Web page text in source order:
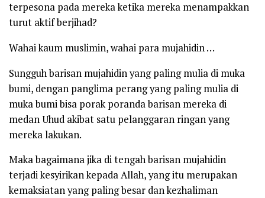
terpesona pada mereka ketika mereka menampakkan
turut aktif berjihad?
Wahai kaum muslimin, wahai para mujahidin …
Sungguh barisan mujahidin yang paling mulia di muka
bumi, dengan panglima perang yang paling mulia di
muka bumi bisa porak poranda barisan mereka di
medan Uhud akibat satu pelanggaran ringan yang
mereka lakukan.
Maka bagaimana jika di tengah barisan mujahidin
terjadi kesyirikan kepada Allah, yang itu merupakan
kemaksiatan yang paling besar dan kezhaliman